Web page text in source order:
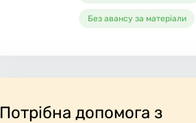
Без авансу за матеріали
Потрібна допомога з